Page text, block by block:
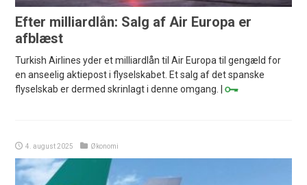
Efter milliardlån: Salg af Air Europa er
afblæst
Turkish Airlines yder et milliardlån til Air Europa til gengæld for
en anseelig aktiepost i flyselskabet. Et salg af det spanske
flyselskab er dermed skrinlagt i denne omgang. |
4. august 2025 Økonomi